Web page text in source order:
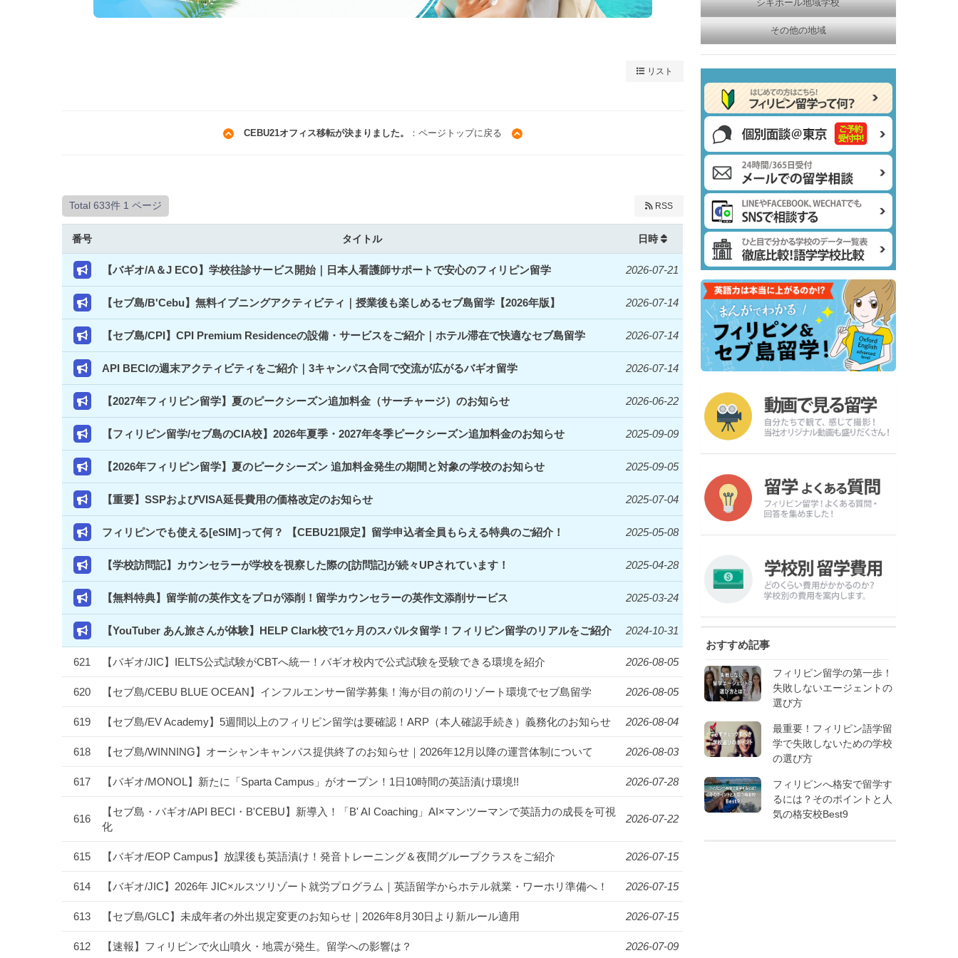
リスト
CEBU21オフィス移転が決まりました。 ：ページトップに戻る
Total 633件 1 ページ RSS
番号 タイトル 日時
【バギオ/A＆J ECO】学校往診サービス開始｜日本人看護師サポートで安心のフィリピン留学 2026-07-21
【セブ島/B'Cebu】無料イブニングアクティビティ｜授業後も楽しめるセブ島留学【2026年版】 2026-07-14
【セブ島/CPI】CPI Premium Residenceの設備・サービスをご紹介｜ホテル滞在で快適なセブ島留学 2026-07-14
API BECIの週末アクティビティをご紹介｜3キャンパス合同で交流が広がるバギオ留学 2026-07-14
【2027年フィリピン留学】夏のピークシーズン追加料金（サーチャージ）のお知らせ 2026-06-22
【フィリピン留学/セブ島のCIA校】2026年夏季・2027年冬季ピークシーズン追加料金のお知らせ 2025-09-09
【2026年フィリピン留学】夏のピークシーズン 追加料金発生の期間と対象の学校のお知らせ 2025-09-05
【重要】SSPおよびVISA延長費用の価格改定のお知らせ 2025-07-04
フィリピンでも使える[eSIM]って何？ 【CEBU21限定】留学申込者全員もらえる特典のご紹介！ 2025-05-08
【学校訪問記】カウンセラーが学校を視察した際の[訪問記]が続々UPされています！ 2025-04-28
【無料特典】留学前の英作文をプロが添削！留学カウンセラーの英作文添削サービス 2025-03-24
【YouTuber あん旅さんが体験】HELP Clark校で1ヶ月のスパルタ留学！フィリピン留学のリアルをご紹介 2024-10-31
621 【バギオ/JIC】IELTS公式試験がCBTへ統一！バギオ校内で公式試験を受験できる環境を紹介 2026-08-05
620 【セブ島/CEBU BLUE OCEAN】インフルエンサー留学募集！海が目の前のリゾート環境でセブ島留学 2026-08-05
619 【セブ島/EV Academy】5週間以上のフィリピン留学は要確認！ARP（本人確認手続き）義務化のお知らせ 2026-08-04
618 【セブ島/WINNING】オーシャンキャンパス提供終了のお知らせ｜2026年12月以降の運営体制について 2026-08-03
617 【バギオ/MONOL】新たに「Sparta Campus」がオープン！1日10時間の英語漬け環境!! 2026-07-28
616
【セブ島・バギオ/API BECI・B'CEBU】新導入！「B' AI Coaching」AI×マンツーマンで英語力の成長を可視
化
2026-07-22
615 【バギオ/EOP Campus】放課後も英語漬け！発音トレーニング＆夜間グループクラスをご紹介 2026-07-15
614 【バギオ/JIC】2026年 JIC×ルスツリゾート就労プログラム｜英語留学からホテル就業・ワーホリ準備へ！ 2026-07-15
613 【セブ島/GLC】未成年者の外出規定変更のお知らせ｜2026年8月30日より新ルール適用 2026-07-15
612 【速報】フィリピンで火山噴火・地震が発生。留学への影響は？ 2026-07-09
シキホール地域学校
その他の地域
おすすめ記事
フィリピン留学の第一歩！
失敗しないエージェントの
選び方
最重要！フィリピン語学留
学で失敗しないための学校
の選び方
フィリピンへ格安で留学す
るには？そのポイントと人
気の格安校Best9